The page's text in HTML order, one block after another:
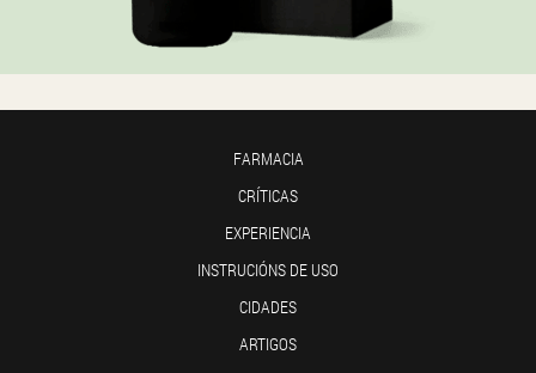
FARMACIA
CRÍTICAS
EXPERIENCIA
INSTRUCIÓNS DE USO
CIDADES
ARTIGOS